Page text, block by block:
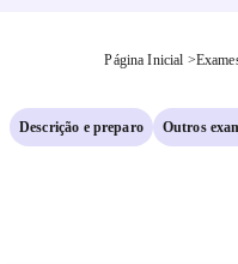
Página Inicial >
Descrição e preparo Outros